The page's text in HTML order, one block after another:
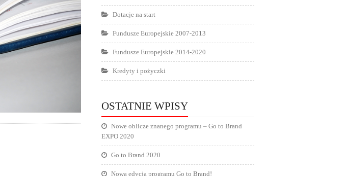
Dotacje na start
Fundusze Europejskie 2007-2013
Fundusze Europejskie 2014-2020
Kredyty i pożyczki
OSTATNIE WPISY
Nowe oblicze znanego programu – Go to Brand
EXPO 2020
Go to Brand 2020
Nowa edycja programu Go to Brand!